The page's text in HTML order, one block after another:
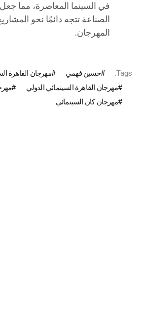
في السينما المعاصرة، مما
الصناعة تتجه دائمًا نحو
المهرجان.
Tags: حسين فهمي
مهرجان القاهرة
مهرجان القاهرة السينمائي الدولي
مهرجان كان السينمائي